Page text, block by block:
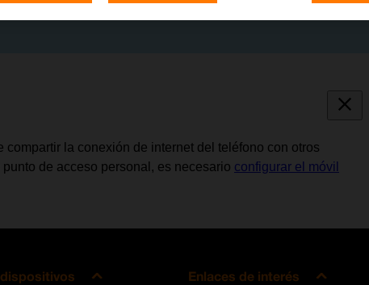
la conexión de internet del teléfono con otros
de acceso personal, es necesario configurar el móvil
Enlaces de interés